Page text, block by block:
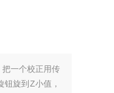
一个校正用传
旋到Z小值，